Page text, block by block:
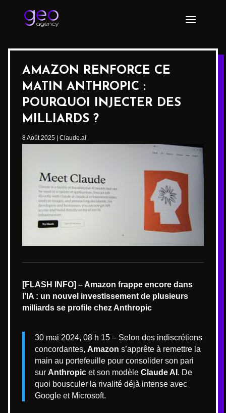
AMAZON RENFORCE CE
MATIN ANTHROPIC :
POURQUOI INJECTER DES
MILLIARDS ?
8 Août 2025 Claude.ai
[FLASH INFO] – Amazon frappe encore dans
l’IA : un nouvel investissement de plusieurs
milliards se profile chez Anthropic
30 mai 2024, 08 h 15 – Selon des indiscrétions
concordantes, Amazon s’apprête à remettre la
main au portefeuille pour consolider son pari
sur Anthropic et son modèle Claude AI . De
quoi bousculer la rivalité déjà intense avec
Google et Microsoft.